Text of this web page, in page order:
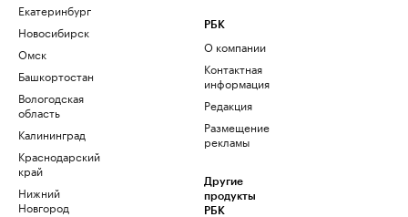
Екатеринбург
Новосибирск
Омск
Башкортостан
Вологодская
область
Калининград
Краснодарский
край
Нижний
Новгород
РБК
О компании
Контактная
информация
Редакция
Размещение
рекламы
Другие
продукты
РБК